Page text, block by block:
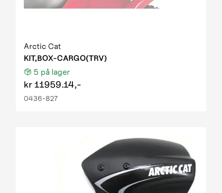
Arctic Cat
KIT,BOX-CARGO(TRV)
5 på lager
kr 11959.14,-
0436-827